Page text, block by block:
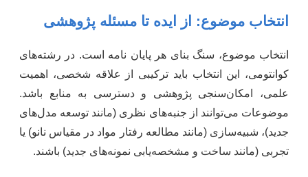
انتخاب موضوع: از ایده تا مسئله پژوهشی
انتخاب موضوع، سنگ بنای هر پایان نامه است. در رشته‌های
کوانتومی، این انتخاب باید ترکیبی از علاقه شخصی، اهمیت
علمی، امکان‌سنجی پژوهشی و دسترسی به منابع باشد.
موضوعات می‌توانند از جنبه‌های نظری (مانند توسعه مدل‌های
جدید)، شبیه‌سازی (مانند مطالعه رفتار مواد در مقیاس نانو) یا
تجربی (مانند ساخت و مشخصه‌یابی نمونه‌های جدید) باشند.